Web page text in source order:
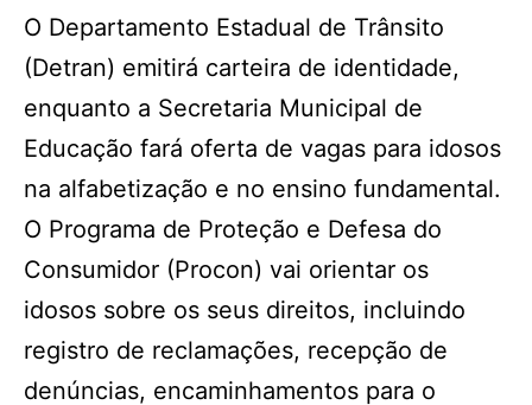
O Departamento Estadual de Trânsito
(Detran) emitirá carteira de identidade,
enquanto a Secretaria Municipal de
Educação fará oferta de vagas para idosos
na alfabetização e no ensino fundamental.
O Programa de Proteção e Defesa do
Consumidor (Procon) vai orientar os
idosos sobre os seus direitos, incluindo
registro de reclamações, recepção de
denúncias, encaminhamentos para o